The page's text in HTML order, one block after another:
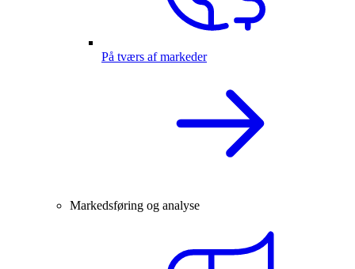
På tværs af markeder
Markedsføring og analyse